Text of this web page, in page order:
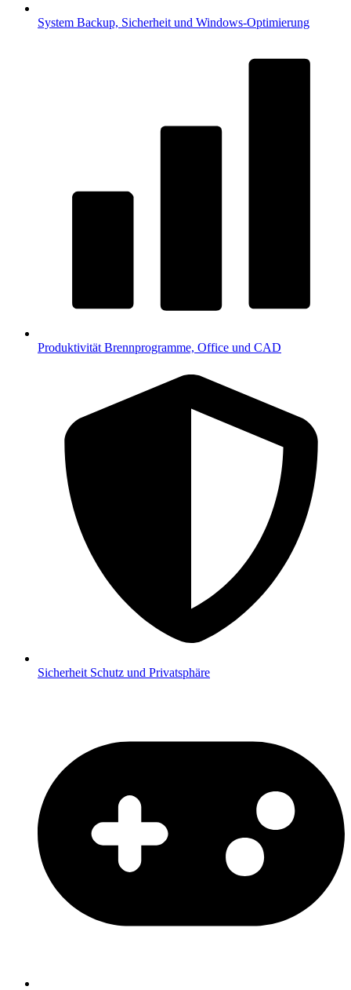
System Backup, Sicherheit und Windows-Optimierung
Produktivität Brennprogramme, Office und CAD
Sicherheit Schutz und Privatsphäre